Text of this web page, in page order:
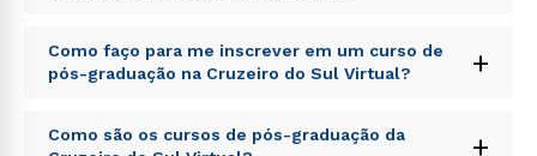
Sed ut perspiciatis unde omnis iste natus error sit
voluptatem accusantium doloremque laudantium,
totam rem aperiam, eaque ipsa quae ab illo inventore
explicabo. Nemo enim ipsam voluptatem quia
Como faço para me inscrever em um curso de
pós-graduação na Cruzeiro do Sul Virtual?
+
Sed ut perspiciatis unde omnis iste natus error sit
voluptatem accusantium doloremque laudantium,
Como são os cursos de pós-graduação da
+